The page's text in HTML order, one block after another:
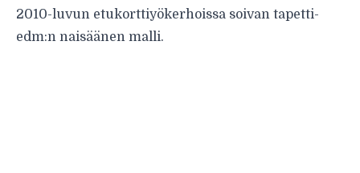
2010-luvun etukorttiyökerhoissa soivan tapetti-
edm:n naisäänen malli.